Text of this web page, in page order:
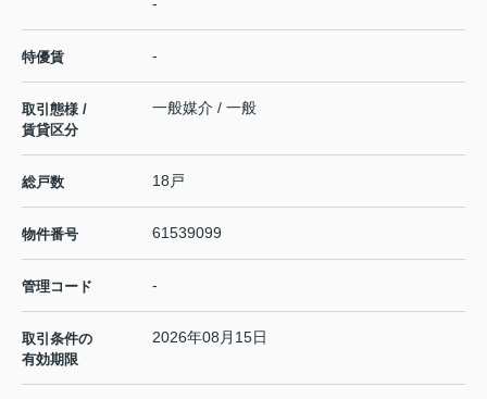
特優賃 -
取引態様 /
賃貸区分
一般媒介 / 一般
総戸数 18戸
物件番号 61539099
管理コード -
取引条件の
有効期限
2026年08月15日